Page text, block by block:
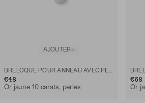
AJOUTER
€48
Or jaune 10 carats, perles
€68
Or